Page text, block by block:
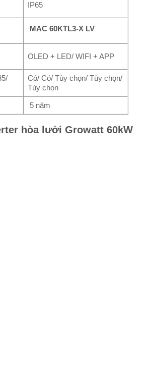
IP65
MAC 60KTL3-X LV
OLED + LED/ WIFI + APP
Có/ Có/ Tùy chọn/ Tùy chọn/
Tùy chọn
5 năm
hòa lưới Growatt 60kW